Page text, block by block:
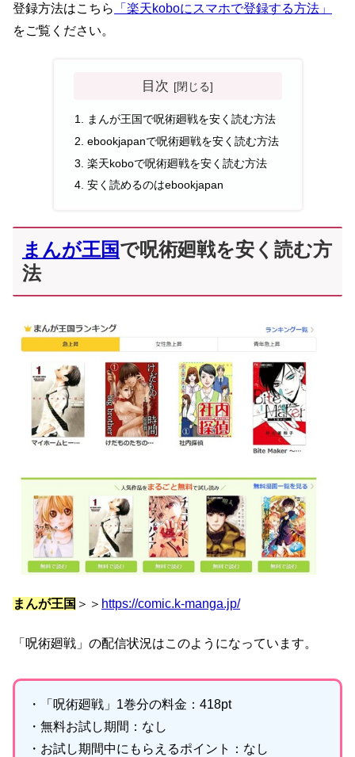
登録方法はこちら
「楽天koboにスマホで登録する方法」
をご覧ください。
目次
まんが王国で呪術廻戦を安く読む方法
ebookjapanで呪術廻戦を安く読む方法
楽天koboで呪術廻戦を安く読む方法
安く読めるのはebookjapan
まんが王国で呪術廻戦を安く読む方
法
まんが王国 ＞＞ https://comic.k-manga.jp/
「呪術廻戦」の配信状況はこのようになっています。
・「呪術廻戦」1巻分の料金：418pt
・無料お試し期間：なし
・お試し期間中にもらえるポイント：なし